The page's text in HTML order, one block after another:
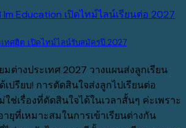
ทศฮิต เปิดไทม์ไลน์รับสมัครปี 2027
ต่างประเทศ 2027 วางแผนส่งลูกเรียน
เปรียบ! การตัดสินใจส่งลูกไปเรียนต่อ
ช่เรื่องที่ตัดสินใจได้ในเวลาสั้นๆ ค่ะเพราะ
ยุที่เหมาะสมในการเข้าเรียนต่างกัน